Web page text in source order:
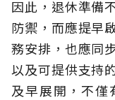
因此，退休準備
防禦，而應提早
務安排，也應同
以及可提供支持
及早展開，不僅